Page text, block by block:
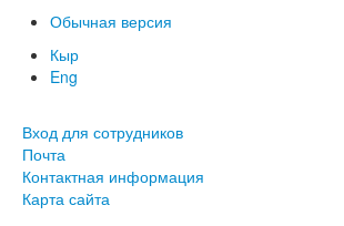
Обычная версия
Кыр
Eng
Вход для сотрудников
Почта
Контактная информация
Карта сайта